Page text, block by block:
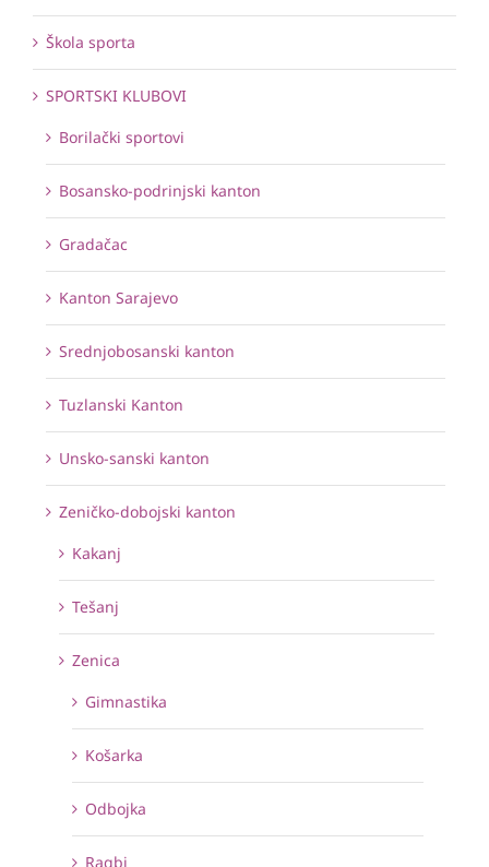
Škola sporta
SPORTSKI KLUBOVI
Borilački sportovi
Bosansko-podrinjski kanton
Gradačac
Kanton Sarajevo
Srednjobosanski kanton
Tuzlanski Kanton
Unsko-sanski kanton
Zeničko-dobojski kanton
Kakanj
Tešanj
Zenica
Gimnastika
Košarka
Odbojka
Ragbi